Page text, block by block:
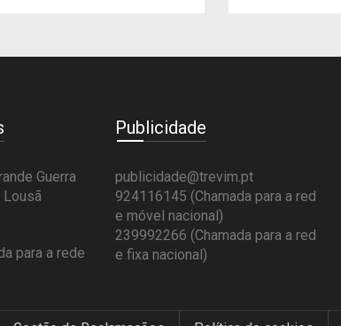
Guerra
para a rede
Publicidade
publicidade@trevim.pt
924116145 (Chamada para a red
e móvel nacional)
239992266 (Chamada para a red
e fixa nacional)